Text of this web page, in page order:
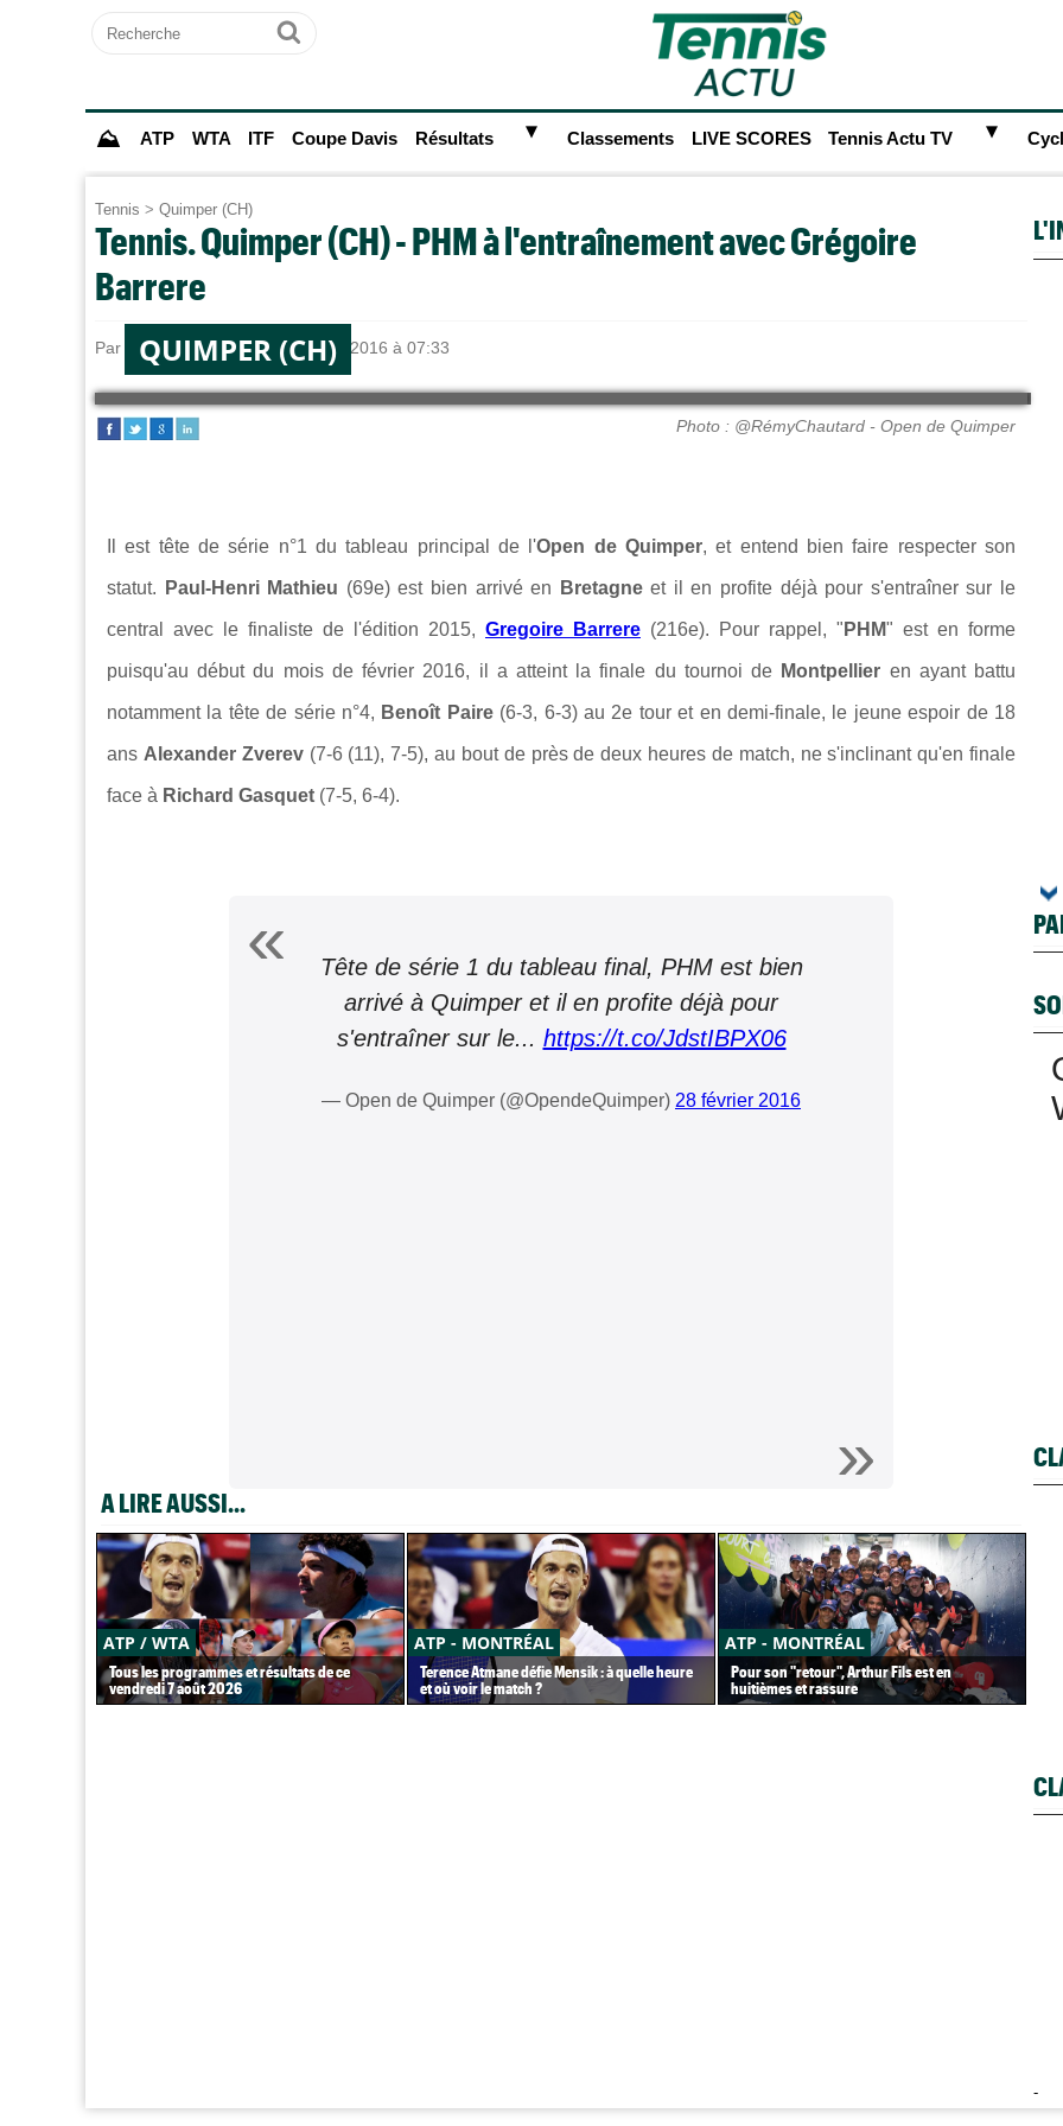
Recherche
Ok
⛰ ATP WTA ITF Coupe Davis Résultats ► Classements LIVE SCORES Tennis Actu TV ►
Tennis > Quimper (CH)
Tennis. Quimper (CH) - PHM à l'entraînement avec Grégoire
Barrere
Par Thibault KARMALY le 29/02/2016 à 07:33
QUIMPER (CH)
Photo : @RémyChautard - Open de Quimper
Il est tête de série n°1 du tableau principal de l'Open de Quimper, et entend bien faire respecter son
statut. Paul-Henri Mathieu (69e) est bien arrivé en Bretagneet il en profite déjà pour s'entraîner sur le
central avec le finaliste de l'édition 2015, Gregoire Barrere (216e). Pour rappel, " PHM" est en forme
puisqu'au début du mois de février 2016, il a atteint la finale du tournoi de Montpellier en ayant battu
notamment la tête de série n°4, Benoît Paire(6-3, 6-3) au 2e tour et en demi-finale, le jeune espoir de 18
ans Alexander Zverev (7-6 (11), 7-5), au bout de près de deux heures de match, ne s'inclinant qu'en finale
face à Richard Gasquet (7-5, 6-4).
Tête de série 1 du tableau final, PHM est bien
arrivé à Quimper et il en profite déjà pour
s'entraîner sur le... https://t.co/JdstIBPX06
— Open de Quimper (@OpendeQuimper) 28 février 2016
A LIRE AUSSI...
ATP / WTA
Tous les programmes et résultats de ce
vendredi 7 août 2026
ATP - MONTRÉAL
Terence Atmane défie Mensik : à quelle heure
et où voir le match ?
ATP - MONTRÉAL
Pour son "retour", Arthur Fils est en
huitièmes et rassure
-